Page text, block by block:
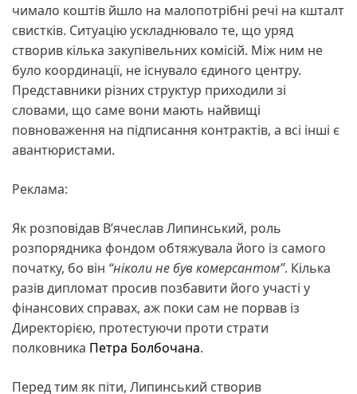
чимало коштів йшло на малопотрібні речі на кшталт
свистків. Ситуацію ускладнювало те, що уряд
створив кілька закупівельних комісій. Між ним не
було координації, не існувало єдиного центру.
Представники різних структур приходили зі
словами, що саме вони мають найвищі
повноваження на підписання контрактів, а всі інші є
авантюристами.
Реклама:
Як розповідав В’ячеслав Липинський, роль
розпорядника фондом обтяжувала його із самого
початку, бо він “ніколи не був комерсантом”. Кілька
разів дипломат просив позбавити його участі у
фінансових справах, аж поки сам не порвав із
Директорією, протестуючи проти страти
полковника Петра Болбочана.
Перед тим як піти, Липинський створив